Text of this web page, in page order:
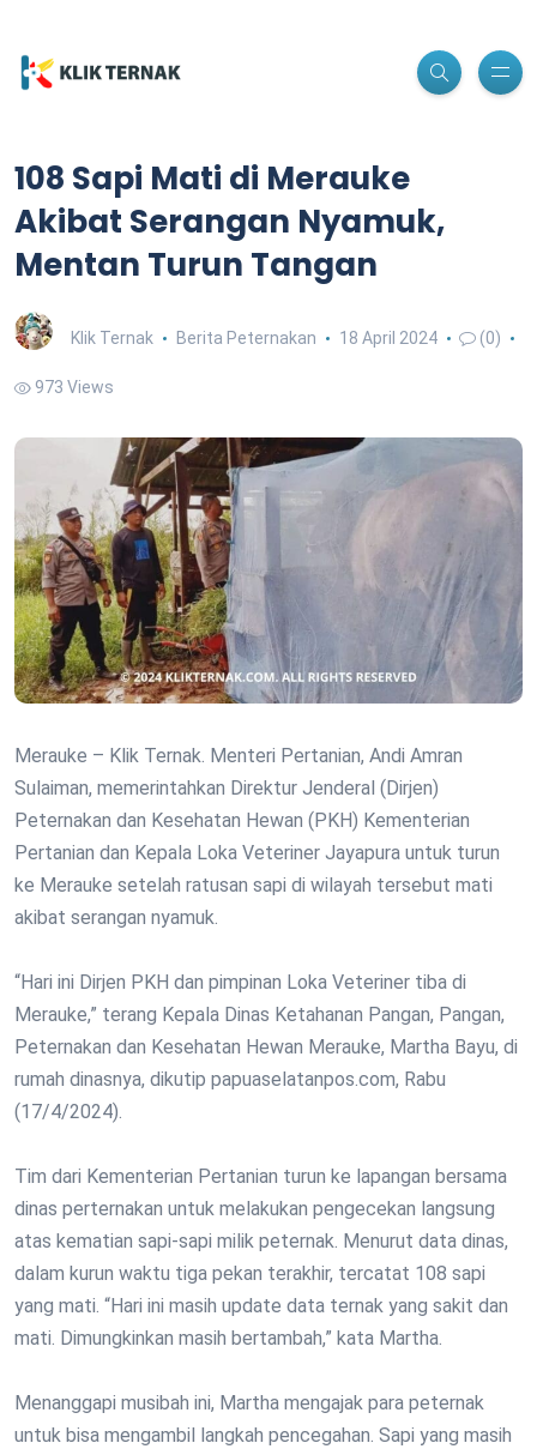
108 Sapi Mati di Merauke
Akibat Serangan Nyamuk,
Mentan Turun Tangan
Klik Ternak Berita Peternakan 18 April 2024 (0)
973 Views
Merauke – Klik Ternak. Menteri Pertanian, Andi Amran
Sulaiman, memerintahkan Direktur Jenderal (Dirjen)
Peternakan dan Kesehatan Hewan (PKH) Kementerian
Pertanian dan Kepala Loka Veteriner Jayapura untuk turun
ke Merauke setelah ratusan sapi di wilayah tersebut mati
akibat serangan nyamuk.
“Hari ini Dirjen PKH dan pimpinan Loka Veteriner tiba di
Merauke,” terang Kepala Dinas Ketahanan Pangan, Pangan,
Peternakan dan Kesehatan Hewan Merauke, Martha Bayu, di
rumah dinasnya, dikutip papuaselatanpos.com, Rabu
(17/4/2024).
Tim dari Kementerian Pertanian turun ke lapangan bersama
dinas perternakan untuk melakukan pengecekan langsung
atas kematian sapi-sapi milik peternak. Menurut data dinas,
dalam kurun waktu tiga pekan terakhir, tercatat 108 sapi
yang mati. “Hari ini masih update data ternak yang sakit dan
mati. Dimungkinkan masih bertambah,” kata Martha.
Menanggapi musibah ini, Martha mengajak para peternak
untuk bisa mengambil langkah pencegahan. Sapi yang masih